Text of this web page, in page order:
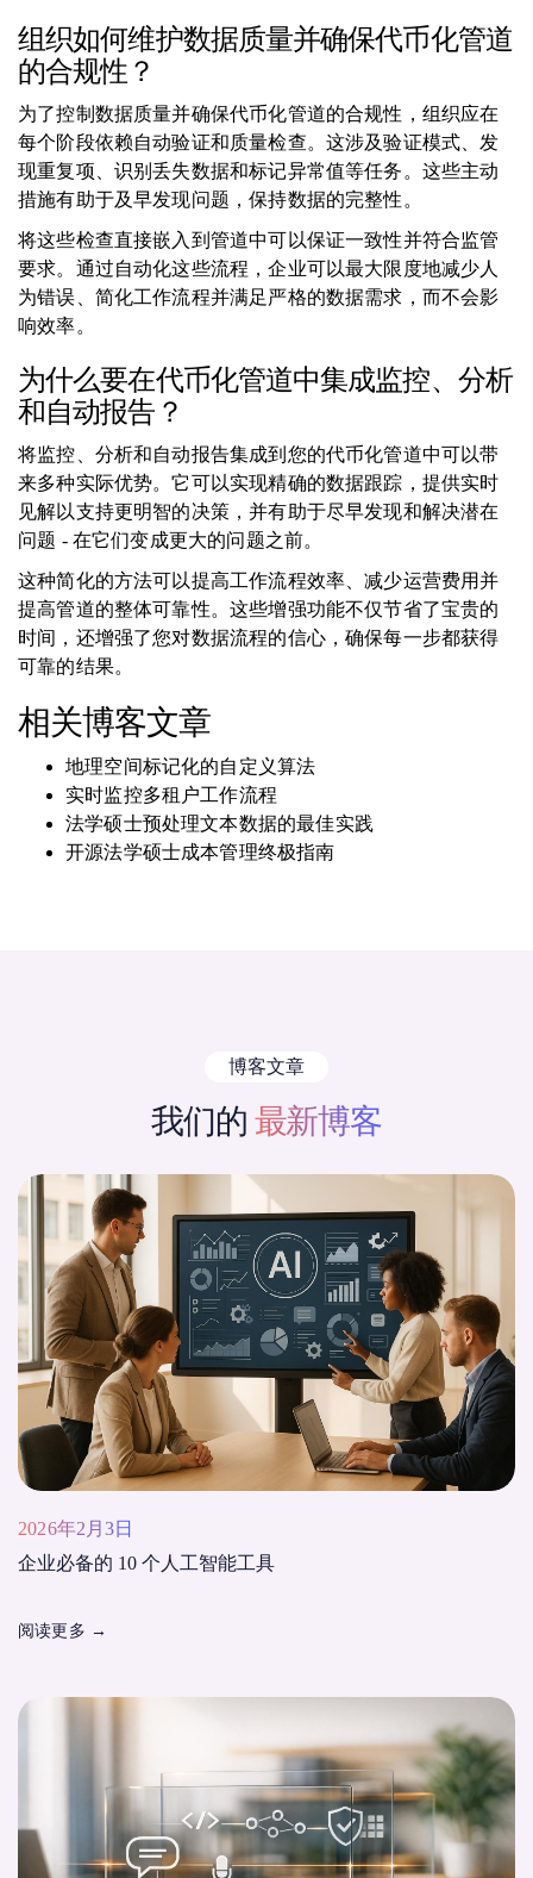
组织如何维护数据质量并确保代币化管道
的合规性？
为了控制数据质量并确保代币化管道的合规性，组织应在
每个阶段依赖自动验证和质量检查。这涉及验证模式、发
现重复项、识别丢失数据和标记异常值等任务。这些主动
措施有助于及早发现问题，保持数据的完整性。
将这些检查直接嵌入到管道中可以保证一致性并符合监管
要求。通过自动化这些流程，企业可以最大限度地减少人
为错误、简化工作流程并满足严格的数据需求，而不会影
响效率。
为什么要在代币化管道中集成监控、分析
和自动报告？
将监控、分析和自动报告集成到您的代币化管道中可以带
来多种实际优势。它可以实现精确的数据跟踪，提供实时
见解以支持更明智的决策，并有助于尽早发现和解决潜在
问题 - 在它们变成更大的问题之前。
这种简化的方法可以提高工作流程效率、减少运营费用并
提高管道的整体可靠性。这些增强功能不仅节省了宝贵的
时间，还增强了您对数据流程的信心，确保每一步都获得
可靠的结果。
相关博客文章
地理空间标记化的自定义算法
实时监控多租户工作流程
法学硕士预处理文本数据的最佳实践
开源法学硕士成本管理终极指南
博客文章
我们的 最新博客
2026年2月3日
企业必备的 10 个人工智能工具
阅读更多 →